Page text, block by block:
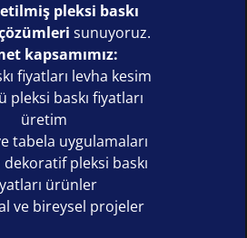
pleksi baskı
sunuyoruz.
kapsamımız:
fiyatları levha kesim
pleksi baskı fiyatları
üretim
tabela uygulamaları
dekoratif pleksi baskı
ürünler
ve bireysel projeler